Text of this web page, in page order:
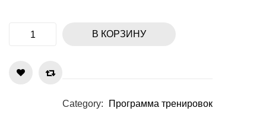
В КОРЗИНУ
Category: Программа тренировок